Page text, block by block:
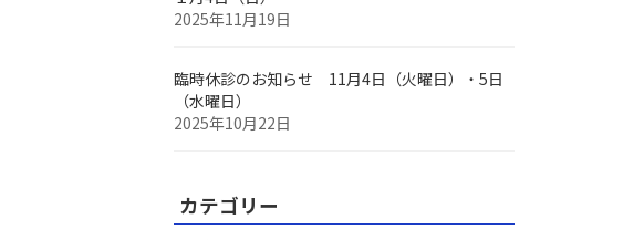
2025年11月19日
臨時休診のお知らせ 11月4日（火曜日）・5日
（水曜日）
2025年10月22日
カテゴリー